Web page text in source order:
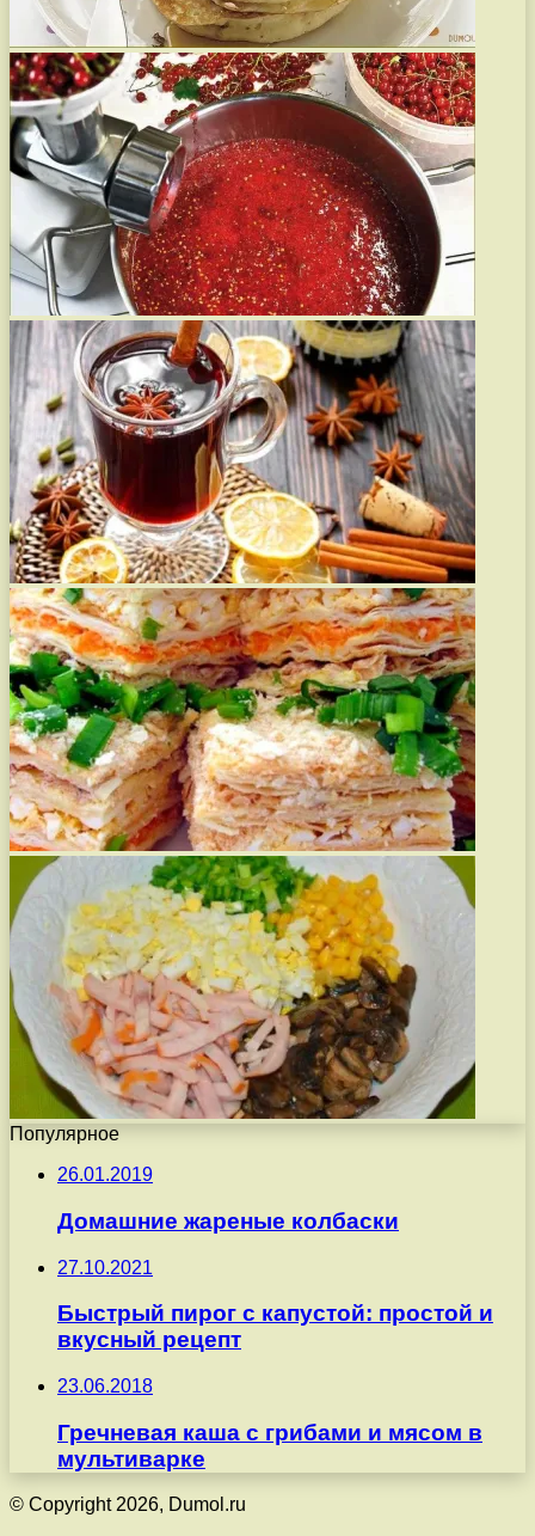
Популярное
26.01.2019
Домашние жареные колбаски
27.10.2021
Быстрый пирог с капустой: простой и
вкусный рецепт
23.06.2018
Гречневая каша с грибами и мясом в
мультиварке
© Copyright 2026, Dumol.ru